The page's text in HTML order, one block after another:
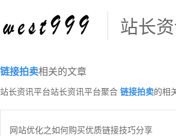
站长
链接拍卖相关的文章
站长资讯平台站长资讯平台聚合 链接拍卖的相
网站优化之如何购买优质链接技巧分享